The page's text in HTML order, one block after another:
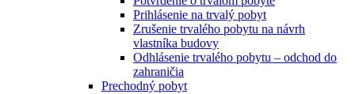
Prihlásenie na trvalý pobyt
Zrušenie trvalého pobytu na návrh
vlastníka budovy
Odhlásenie trvalého pobytu – odchod do
zahraničia
Prechodný pobyt